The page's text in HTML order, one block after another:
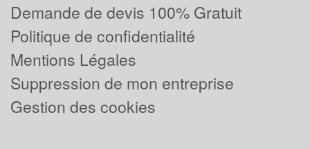
Demande de devis 100% Gratuit
Politique de confidentialité
Mentions Légales
Suppression de mon entreprise
Gestion des cookies